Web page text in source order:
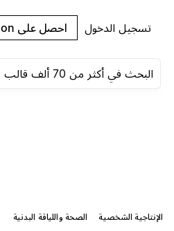
تسجيل الدخول احصل على Notion مجاناً
الإنتاجية الشخصية الصحة واللياقة البدنية